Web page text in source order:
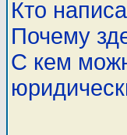
Кто
Почему
С кем